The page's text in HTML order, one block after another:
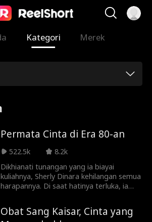
Kategori Merek
Permata Cinta di Era 80-an
522.5k
8.2k
Dikhianati tunangan yang ia biayai
kuliahnya, Sherly Dinara kehilangan semua
harapannya. Di saat hatinya terluka, ia
berkuasa, Jonathan Suradi. Di luar, ia
penguasa yang tak tersentuh. Di rumah,
Obat Sang Kaisar, Cinta yang